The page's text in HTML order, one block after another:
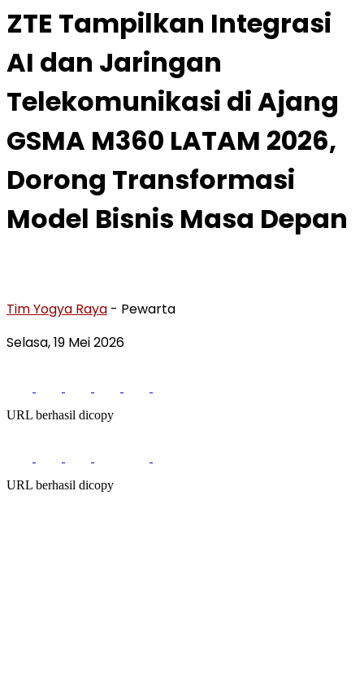
ZTE Tampilkan Integrasi
AI dan Jaringan
Telekomunikasi di Ajang
GSMA M360 LATAM 2026,
Dorong Transformasi
Model Bisnis Masa Depan
Tim Yogya Raya - Pewarta
Selasa, 19 Mei 2026
URL berhasil dicopy
URL berhasil dicopy